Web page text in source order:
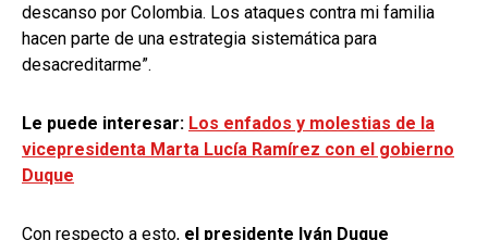
descanso por Colombia. Los ataques contra mi familia
hacen parte de una estrategia sistemática para
desacreditarme”.
Le puede interesar: Los enfados y molestias de la
vicepresidenta Marta Lucía Ramírez con el gobierno
Duque
Con respecto a esto, el presidente Iván Duque